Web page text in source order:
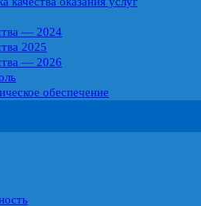
— 2024
2025
— 2026
обеспечение